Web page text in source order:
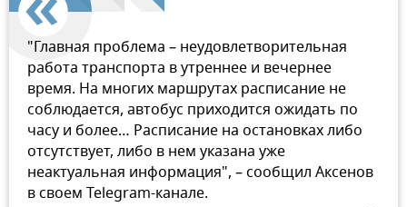
"Главная проблема – неудовлетворительная
работа транспорта в утреннее и вечернее
время. На многих маршрутах расписание не
соблюдается, автобус приходится ожидать по
часу и более… Расписание на остановках либо
отсутствует, либо в нем указана уже
неактуальная информация", – сообщил Аксенов
в своем Telegram-канале.